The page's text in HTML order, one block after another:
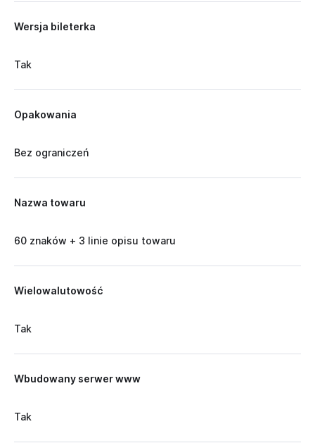
Wersja bileterka
Tak
Opakowania
Bez ograniczeń
Nazwa towaru
60 znaków + 3 linie opisu towaru
Wielowalutowość
Tak
Wbudowany serwer www
Tak